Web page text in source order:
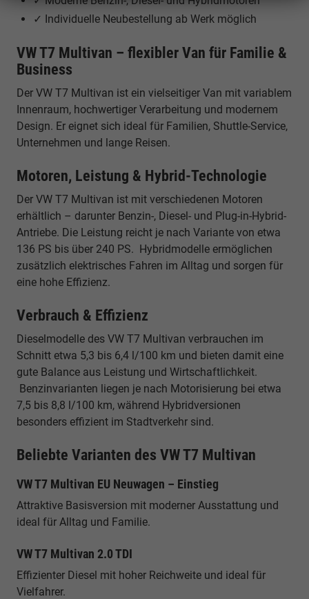
✓ Individuelle Neubestellung ab Werk möglich
VW T7 Multivan – flexibler Van für Familie &
Business
Der VW T7 Multivan ist ein vielseitiger Van mit variablem
Innenraum, hochwertiger Verarbeitung und modernem
Design. Er eignet sich ideal für Familien, Shuttle-Service,
Unternehmen und lange Reisen.
Motoren, Leistung & Hybrid-Technologie
Der VW T7 Multivan ist mit verschiedenen Motoren
erhältlich – darunter Benzin-, Diesel- und Plug-in-Hybrid-
Antriebe. Die Leistung reicht je nach Variante von etwa
136 PS bis über 240 PS. Hybridmodelle ermöglichen
zusätzlich elektrisches Fahren im Alltag und sorgen für
eine hohe Effizienz.
Verbrauch & Effizienz
Dieselmodelle des VW T7 Multivan verbrauchen im
Schnitt etwa 5,3 bis 6,4 l/100 km und bieten damit eine
gute Balance aus Leistung und Wirtschaftlichkeit.
Benzinvarianten liegen je nach Motorisierung bei etwa
7,5 bis 8,8 l/100 km, während Hybridversionen
besonders effizient im Stadtverkehr sind.
Beliebte Varianten des VW T7 Multivan
VW T7 Multivan EU Neuwagen – Einstieg
Attraktive Basisversion mit moderner Ausstattung und
ideal für Alltag und Familie.
VW T7 Multivan 2.0 TDI
Effizienter Diesel mit hoher Reichweite und ideal für
Vielfahrer.